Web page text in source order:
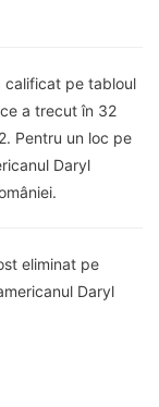
calificat pe tabloul
a trecut în 32
Pentru un loc pe
Daryl
eliminat pe
Daryl